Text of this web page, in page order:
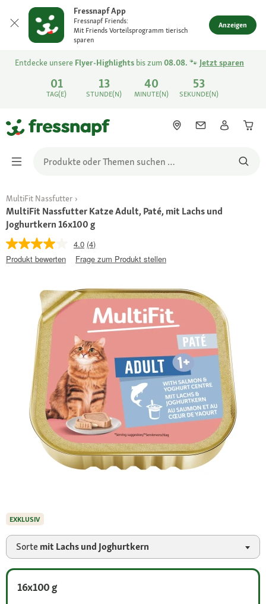
Fressnapf App
Fressnapf Friends:
Mit Friends Vorteilsprogramm tierisch
sparen
Anzeigen
01
TAG(E)
13
STUNDE(N)
40
MINUTE(N)
53
SEKUNDE(N)
Entdecke unsere Flyer-Highlights bis zum08.08. 🐾 Jetzt sparen
MultiFit Nassfutter
MultiFit Nassfutter Katze Adult, Paté, mit Lachs und
Joghurtkern 16x100 g
4.0 (4)
Produkt bewerten
Frage zum Produkt stellen
Sorte mit Lachs und Joghurtkern
16x100 g
EXKLUSIV